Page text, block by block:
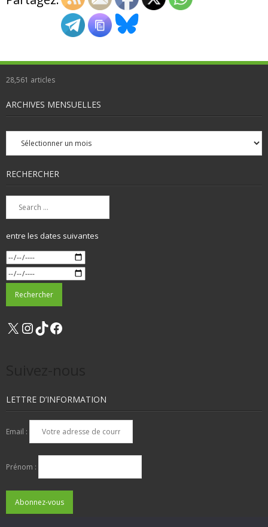
28,561 articles
ARCHIVES MENSUELLES
Archives
mensuelles
RECHERCHER
entre les dates suivantes
X Instagram
TikTok
LETTRE D’INFORMATION
Email :
Prénom :